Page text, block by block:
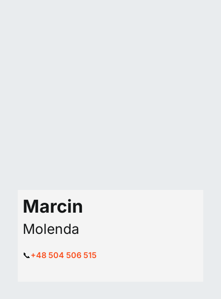
Marcin
Molenda
📞+48 504 506 515